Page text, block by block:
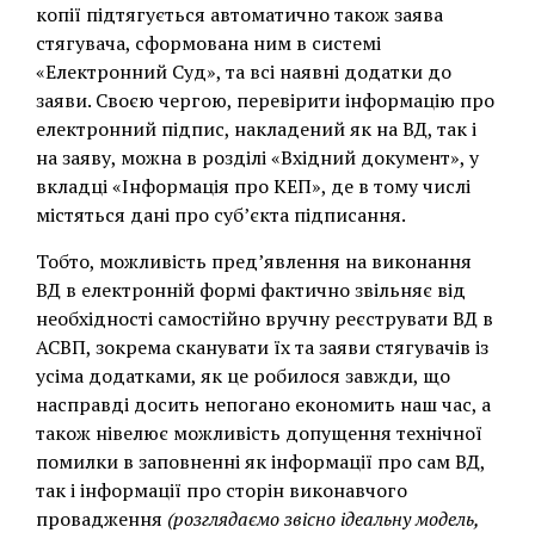
копії підтягується автоматично також заява
стягувача, сформована ним в системі
«Електронний Суд», та всі наявні додатки до
заяви. Своєю чергою, перевірити інформацію про
електронний підпис, накладений як на ВД, так і
на заяву, можна в розділі «Вхідний документ», у
вкладці «Інформація про КЕП», де в тому числі
містяться дані про суб’єкта підписання.
Тобто, можливість пред’явлення на виконання
ВД в електронній формі фактично звільняє від
необхідності самостійно вручну реєструвати ВД в
АСВП, зокрема сканувати їх та заяви стягувачів із
усіма додатками, як це робилося завжди, що
насправді досить непогано економить наш час, а
також нівелює можливість допущення технічної
помилки в заповненні як інформації про сам ВД,
так і інформації про сторін виконавчого
провадження (розглядаємо звісно ідеальну модель,